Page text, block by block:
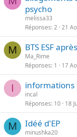
psycho
melissa33
Réponses 2 21
M BTS ESF
Ma_Rime
Réponses 1 17
I informations
incal
Réponses 10 18
M Idéé d'EP
minushka20